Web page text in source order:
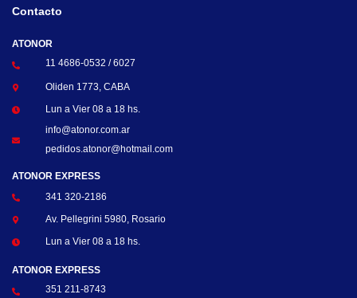
Contacto
ATONOR
11 4686-0532 / 6027
Oliden 1773, CABA
Lun a Vier 08 a 18 hs.
info@atonor.com.ar
pedidos.atonor@hotmail.com
ATONOR EXPRESS
341 320-2186
Av. Pellegrini 5980, Rosario
Lun a Vier 08 a 18 hs.
ATONOR EXPRESS
351 211-8743